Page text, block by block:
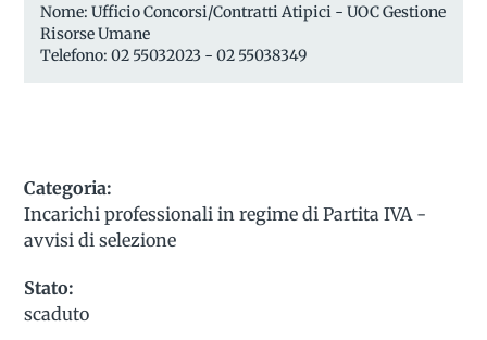
Nome: Ufficio Concorsi/Contratti Atipici - UOC Gestione
Risorse Umane
Telefono: 02 55032023 - 02 55038349
Categoria:
Incarichi professionali in regime di Partita IVA -
avvisi di selezione
Stato:
scaduto